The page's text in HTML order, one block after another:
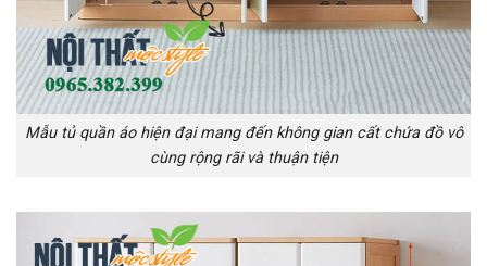
Mẫu tủ quần áo hiện đại mang đến không gian cất chứa đồ vô
cùng rộng rãi và thuận tiện